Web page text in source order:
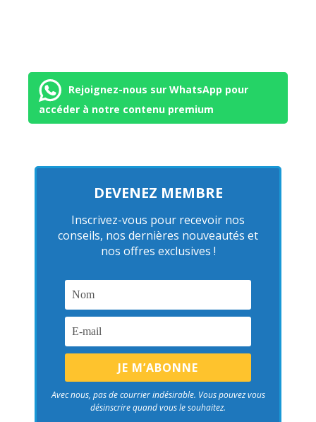
Rejoignez-nous sur WhatsApp pour
accéder à notre contenu premium
DEVENEZ MEMBRE
Inscrivez-vous pour recevoir nos
conseils, nos dernières nouveautés et
nos offres exclusives !
Avec nous, pas de courrier indésirable. Vous pouvez vous
désinscrire quand vous le souhaitez.